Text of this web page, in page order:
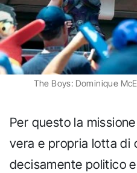
The Boys: Dominique
Per questo la
vera e propria lotta di
decisamente politico